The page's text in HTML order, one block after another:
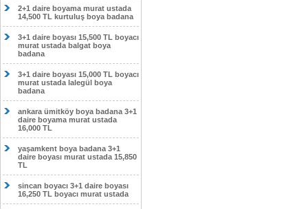
2+1 daire boyama murat ustada
14,500 TL kurtuluş boya badana
3+1 daire boyası 15,500 TL boyacı
murat ustada balgat boya
badana
3+1 daire boyası 15,000 TL boyacı
murat ustada lalegül boya
badana
ankara ümitköy boya badana 3+1
daire boyama murat ustada
16,000 TL
yaşamkent boya badana 3+1
daire boyası murat ustada 15,850
TL
sincan boyacı 3+1 daire boyası
16,250 TL boyacı murat ustada